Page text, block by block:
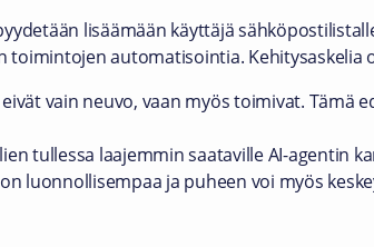
lisäämään käyttäjä
automatisointia. Kehitysaskelia
vain neuvo, vaan myös toimivat. Tämä
tullessa laajemmin saataville AI-agentin
luonnollisempaa ja puheen voi myös